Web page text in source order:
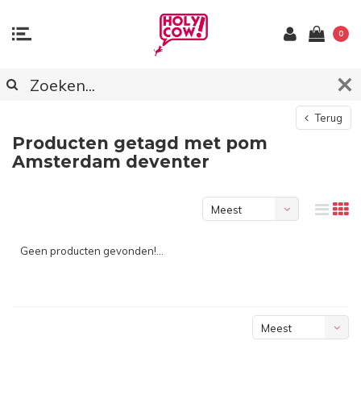
0
Terug
Producten getagd met pom
Amsterdam deventer
Meest
Geen producten gevonden!...
Meest